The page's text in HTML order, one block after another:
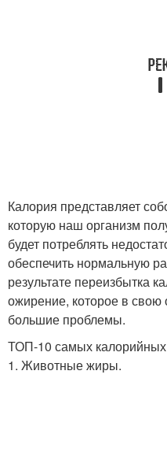
Калория представляет
которую наш организм
будет потреблять
обеспечить нормальную
результате переизбытка
ожирение, которое в
большие проблемы.
ТОП-10 самых калорийных
1. Животные жиры.